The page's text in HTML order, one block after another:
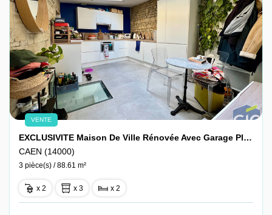
VENTE
EXCLUSIVITE Maison De Ville Rénovée Avec Garage Place Saint-Martin Hypercentre CAEN
CAEN (14000)
3 pièce(s) / 88.61 m²
x 2 x 3 x 2